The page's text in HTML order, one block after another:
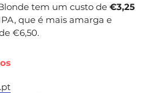
tem um custo de €3,25
que é mais amarga e
€6,50.